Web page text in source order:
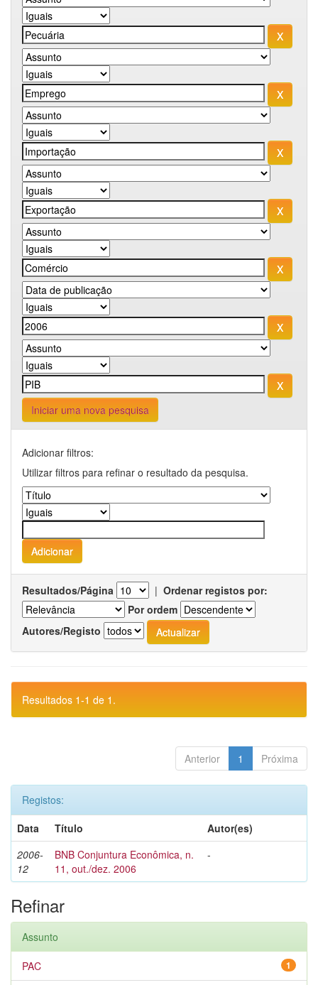
Iniciar uma nova pesquisa
Adicionar filtros:
Utilizar filtros para refinar o resultado da pesquisa.
Resultados/Página | Ordenar registos por:
Por ordem
Autores/Registo
Resultados 1-1 de 1.
Anterior 1 Próxima
Registos:
Data
Título
Autor(es)
2006-
12
BNB Conjuntura Econômica, n.
11, out./dez. 2006
-
Refinar
Assunto
1
PAC